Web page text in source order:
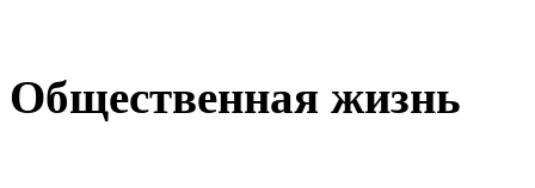
Общественная жизнь